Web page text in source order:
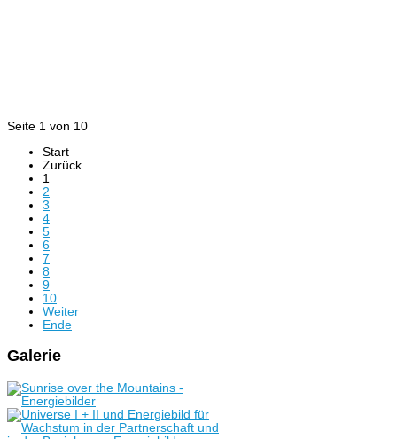
Seite 1 von 10
Start
Zurück
1
2
3
4
5
6
7
8
9
10
Weiter
Ende
Galerie